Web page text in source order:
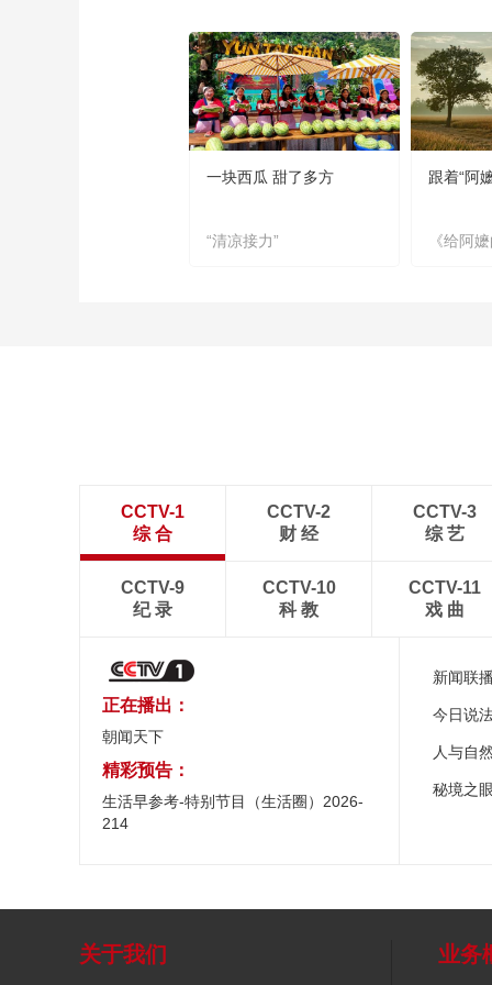
一块西瓜 甜了多方
“清凉接力”
跟着“阿
《给阿
CCTV-1
综 合
CCTV-2
财 经
CCTV-3
综 艺
CCTV-9
纪 录
CCTV-10
科 教
CCTV-11
戏 曲
正在播出：
朝闻天下
精彩预告：
生活早参考-特别节目（生活圈）2026-
214
新闻联
今日说
人与自
秘境之
关于我们 业务